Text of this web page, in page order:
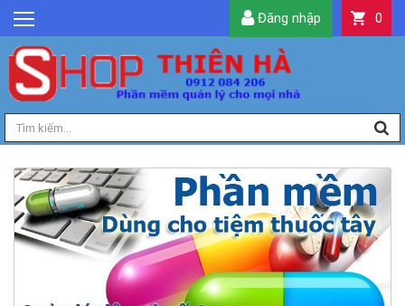
GIỚI THIỆU
TIN TỨC
SẢN PHẨM
DỊCH VỤ
LIÊN HỆ
TIỆN ÍCH
QUẢN LÝ
0
Đăng nhập